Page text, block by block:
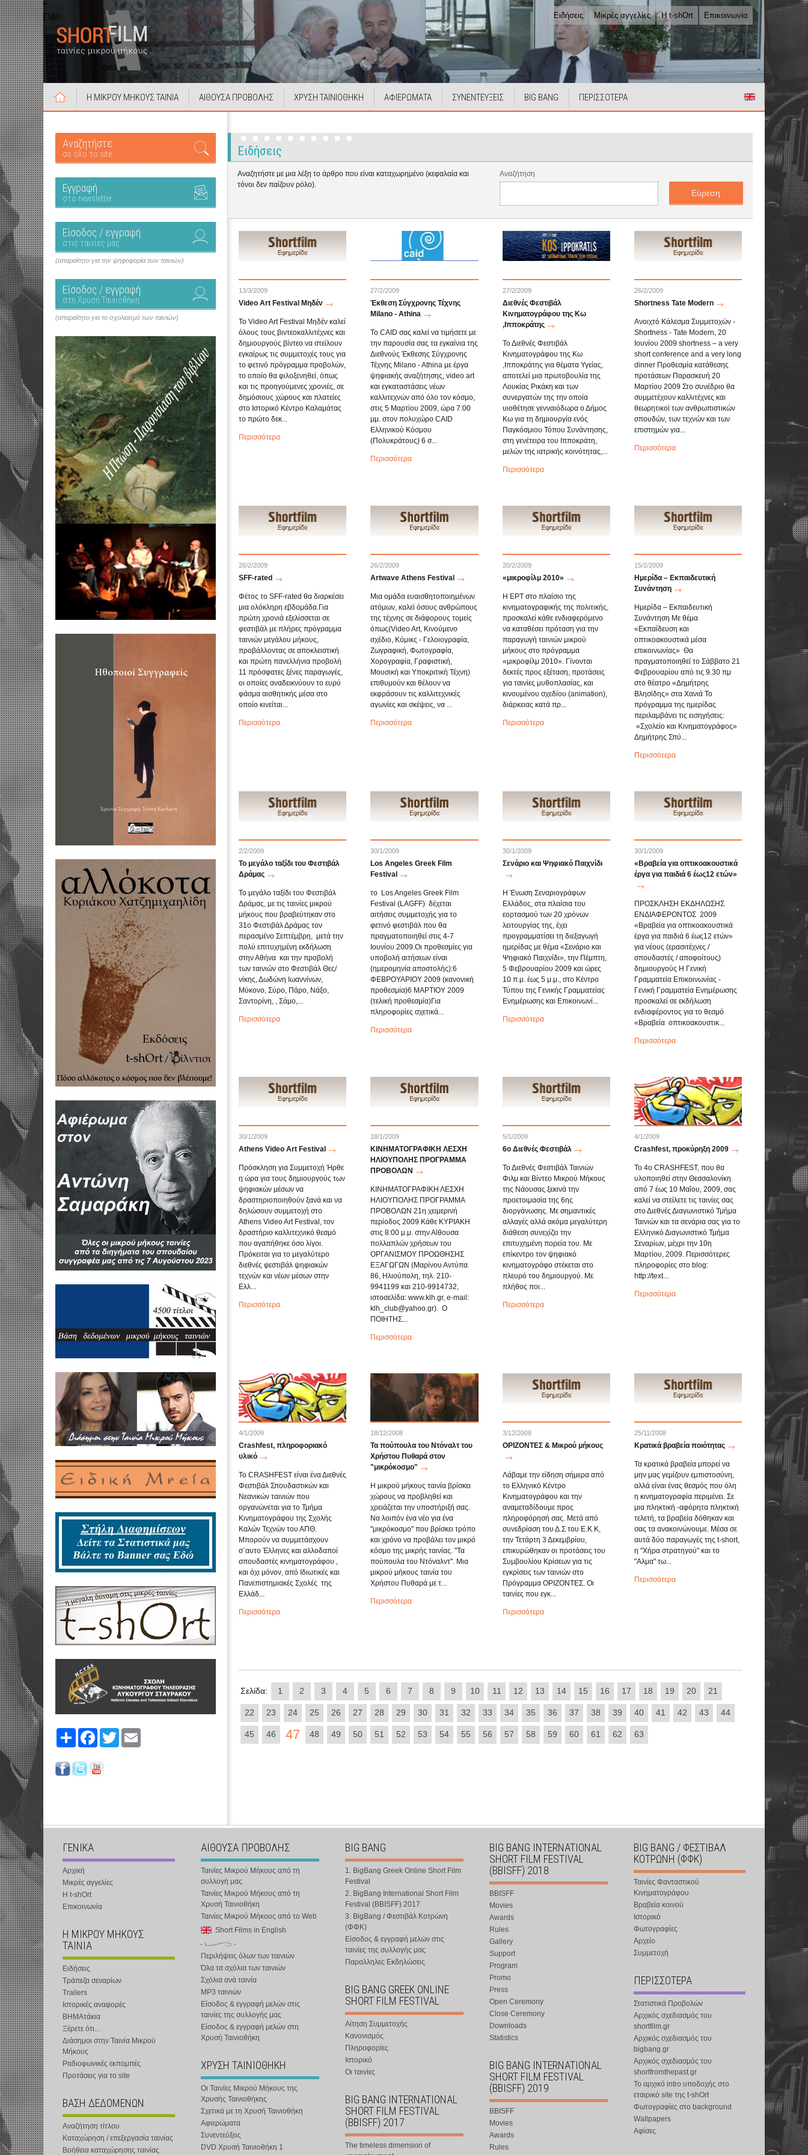
Ειδήσεις Μικρές αγγελίες Η t-shOrt Επικοινωνία
Η ΜΙΚΡΟΥ ΜΗΚΟΥΣ ΤΑΙΝΙΑ ΑΙΘΟΥΣΑ ΠΡΟΒΟΛΗΣ ΧΡΥΣΗ ΤΑΙΝΙΟΘΗΚΗ ΑΦΙΕΡΩΜΑΤΑ ΣΥΝΕΝΤΕΥΞΕΙΣ BIG BANG ΠΕΡΙΣΣΟΤΕΡΑ
Αναζητήστε
σε όλο το site
Εγγραφή
στο newsletter
Είσοδος / εγγραφή
στις ταινίες μας
(απαραίτητο για την ψηφοφορία των ταινιών)
Είσοδος / εγγραφή
στη Χρυσή Ταινιοθήκη
(απαραίτητο για το σχολιασμό των ταινιών)
Share FacebookTwitter
Ειδήσεις
Αναζητήστε με μια λέξη το άρθρο που είναι καταχωρημένο (κεφαλαία και
τόνοι δεν παίζουν ρόλο).
Αναζήτηση
13/3/2009
Video Art Festival Μηδέν
Το Video Art Festival Μηδέν καλεί
όλους τους βιντεοκαλλιτέχνες και
δημιουργούς βίντεο να στείλουν
εγκαίρως τις συμμετοχές τους για
το φετινό πρόγραμμα προβολών,
το οποίο θα φιλοξενηθεί, όπως
και τις προηγούμενες χρονιές, σε
δημόσιους χώρους και πλατείες
στο Ιστορικό Κέντρο Καλαμάτας
το πρώτο δεκ...
Περισσότερα
27/2/2009
Έκθεση Σύγχρονης Τέχνης
Milano - Athina
Το CAID σας καλεί να τιμήσετε με
την παρουσία σας τα εγκαίνια της
Διεθνούς Έκθεσης Σύγχρονης
Τέχνης Milano - Athina με έργα
ψηφιακής αναζήτησης, video art
και εγκαταστάσεις νέων
καλλιτεχνών από όλο τον κόσμο,
στις 5 Μαρτίου 2009, ώρα 7:00
μμ. στον πολυχώρο CAID
Ελληνικού Κόσμου
(Πολυκράτους) 6 σ...
Περισσότερα
27/2/2009
Διεθνές Φεστιβάλ
Κινηματογράφου της Κω
,Ιπποκράτης
Το Διεθνές Φεστιβάλ
Κινηματογράφου της Κω
,Ιπποκράτης για θέματα Υγείας,
αποτελεί μια πρωτοβουλία της
Λουκίας Ρικάκη και των
συνεργατών της την οποία
υιοθέτησε γενναιόδωρα ο Δήμος
Κω για τη δημιουργία ενός
Παγκόσμιου Τόπου Συνάντησης,
στη γενέτειρα του Ιπποκράτη,
μελών της ιατρικής κοινότητας,...
Περισσότερα
26/2/2009
Shortness Tate Modern
Ανοιχτό Κάλεσμα Συμμετοχών -
Shortness - Tate Modern, 20
Ιουνίου 2009 shortness – a very
short conference and a very long
dinner Προθεσμία κατάθεσης
προτάσεων Παρασκευή 20
Μαρτίου 2009 Στο συνέδριο θα
συμμετέχουν καλλιτέχνες και
θεωρητικοί των ανθρωπιστικών
σπουδών, των τεχνών και των
επιστημών για...
Περισσότερα
26/2/2009
SFF-rated
Φέτος το SFF-rated θα διαρκέσει
μια ολόκληρη εβδομάδα.Για
πρώτη χρονιά εξελίσσεται σε
φεστιβάλ με πλήρες πρόγραμμα
ταινιών μεγάλου μήκους,
προβάλλοντας σε αποκλειστική
και πρώτη πανελλήνια προβολή
11 πρόσφατες ξένες παραγωγές,
οι οποίες αναδεικνύουν το ευρύ
φάσμα αισθητικής μέσα στο
οποίο κινείται...
Περισσότερα
26/2/2009
Artwave Athens Festival
Μια ομάδα ευαισθητοποιημένων
ατόμων, καλεί όσους ανθρώπους
της τέχνης σε διάφορους τομείς
όπως(Video Art, Κινούμενο
σχέδιο, Κόμικς - Γελοιογραφία,
Ζωγραφική, Φωτογραφία,
Χορογραφία, Γραφιστική,
Μουσική και Υποκριτική Τέχνη)
επιθυμούν και θέλουν να
εκφράσουν τις καλλιτεχνικές
αγωνίες και σκέψεις, να ...
Περισσότερα
20/2/2009
«μικροφίλμ 2010»
Η ΕΡΤ στο πλαίσιο της
κινηματογραφικής της πολιτικής,
προσκαλεί κάθε ενδιαφερόμενο
να καταθέσει πρόταση για την
παραγωγή ταινιών μικρού
μήκους στο πρόγραμμα
«μικροφίλμ 2010». Γίνονται
δεκτές προς εξέταση, προτάσεις
για ταινίες μυθοπλασίας, και
κινουμένου σχεδίου (animation),
διάρκειας κατά πρ...
Περισσότερα
15/2/2009
Ημερίδα – Εκπαιδευτική
Συνάντηση
Ημερίδα – Εκπαιδευτική
Συνάντηση Με θέμα
«Εκπαίδευση και
οπτικοακουστικά μέσα
επικοινωνίας» Θα
πραγματοποιηθεί το Σάββατο 21
Φεβρουαρίου από τις 9.30 πμ
στο θέατρο «Δημήτρης
Βλησίδης» στα Χανιά Το
πρόγραμμα της ημερίδας
περιλαμβάνει τις εισηγήσεις:
«Σχολείο και Κινηματογράφος»
Δημήτρης Σπύ...
Περισσότερα
2/2/2009
Το μεγάλο ταξίδι του Φεστιβάλ
Δράμας
Το μεγάλο ταξίδι του Φεστιβάλ
Δράμας, με τις ταινίες μικρού
μήκους που βραβεύτηκαν στο
31ο Φεστιβάλ Δράμας τον
περασμένο Σεπτέμβρη, μετά την
πολύ επιτυχημένη εκδήλωση
στην Αθήνα και την προβολή
των ταινιών στο Φεστιβάλ Θες/
νίκης, Δωδώνη Ιωαννίνων,
Μύκονο, Σύρο, Πάρο, Νάξο,
Σαντορίνη, , Σάμο,...
Περισσότερα
30/1/2009
Los Angeles Greek Film
Festival
το Los Angeles Greek Film
Festival (LAGFF) δέχεται
αιτήσεις συμμετοχής για το
φετινό φεστιβάλ που θα
πραγματοποιηθεί στις 4-7
Ιουνίου 2009.Οι προθεσμίες για
υποβολή αιτήσεων είναι
(ημερομηνία αποστολής):6
ΦΕΒΡΟΥΑΡΙΟΥ 2009 (κανονική
προθεσμία)6 ΜΑΡΤΙΟΥ 2009
(τελική προθεσμία)Για
πληροφορίες σχετικά...
Περισσότερα
30/1/2009
Σενάριο και Ψηφιακό Παιχνίδι
Η Ένωση Σεναριογράφων
Ελλάδος, στα πλαίσια του
εορτασμού των 20 χρόνων
λειτουργίας της, έχει
προγραμματίσει τη διεξαγωγή
ημερίδας με θέμα «Σενάριο και
Ψηφιακό Παιχνίδι», την Πέμπτη,
5 Φεβρουαρίου 2009 και ώρες
10 π.μ. έως 5 μ.μ., στο Κέντρο
Τύπου της Γενικής Γραμματείας
Ενημέρωσης και Επικοινωνί...
Περισσότερα
30/1/2009
«Βραβεία για οπτικοακουστικά
έργα για παιδιά 6 έως12 ετών»
ΠΡΟΣΚΛΗΣΗ ΕΚΔΗΛΩΣΗΣ
ΕΝΔΙΑΦΕΡΟΝΤΟΣ 2009
«Βραβεία για οπτικοακουστικά
έργα για παιδιά 6 έως12 ετών»
για νέους (ερασιτέχνες /
σπουδαστές / αποφοίτους)
δημιουργούς Η Γενική
Γραμματεία Επικοινωνίας -
Γενική Γραμματεία Ενημέρωσης
προσκαλεί σε εκδήλωση
ενδιαφέροντος για το θεσμό
«Βραβεία οπτικοακουστικ...
Περισσότερα
30/1/2009
Athens Video Art Festival
Πρόσκληση για Συμμετοχή Ήρθε
η ώρα για τους δημιουργούς των
ψηφιακών μέσων να
δραστηριοποιηθούν ξανά και να
δηλώσουν συμμετοχή στο
Athens Video Art Festival, τον
δραστήριο καλλιτεχνικό θεσμό
που αγαπήθηκε όσο λίγοι.
Πρόκειται για το μεγαλύτερο
διεθνές φεστιβάλ ψηφιακών
τεχνών και νέων μέσων στην
Ελλ...
Περισσότερα
18/1/2009
ΚΙΝΗΜΑΤΟΓΡΑΦΙΚΗ ΛΕΣΧΗ
ΗΛΙΟΥΠΟΛΗΣ ΠΡΟΓΡΑΜΜΑ
ΠΡΟΒΟΛΩΝ
ΚΙΝΗΜΑΤΟΓΡΑΦΙΚΗ ΛΕΣΧΗ
ΗΛΙΟΥΠΟΛΗΣ ΠΡΟΓΡΑΜΜΑ
ΠΡΟΒΟΛΩΝ 21η χειμερινή
περίοδος 2009 Κάθε ΚΥΡΙΑΚΗ
στις 8:00 μ.μ. στην Αίθουσα
πολλαπλών χρήσεων του
ΟΡΓΑΝΙΣΜΟΥ ΠΡΟΩΘΗΣΗΣ
ΕΞΑΓΩΓΩΝ (Μαρίνου Αντύπα
86, Ηλιούπολη, τηλ. 210-
9941199 και 210-9914732,
ιστοσελίδα: www.klh.gr, e-mail:
klh_club@yahoo.gr). O
ΠΟΙΗΤΗΣ...
Περισσότερα
5/1/2009
6ο Διεθνές Φεστιβάλ
Το Διεθνές Φεστιβάλ Ταινιών
Φιλμ και Βίντεο Μικρού Μήκους
της Νάουσας ξεκινά την
προετοιμασία της 6ης
διοργάνωσης. Με σημαντικές
αλλαγές αλλά ακόμα μεγαλύτερη
διάθεση συνεχίζει την
επιτυχημένη πορεία του. Με
επίκεντρο τον ψηφιακό
κινηματογράφο στέκεται στο
πλευρό του δημιουργού. Με
πλήθος ποι...
Περισσότερα
4/1/2009
Crashfest, προκύρηξη 2009
Το 4o CRASHFEST, που θα
υλοποιηθεί στην Θεσσαλονίκη
από 7 έως 10 Μαΐου, 2009, σας
καλεί να στείλετε τις ταινίες σας
στο Διεθνές Διαγωνιστικό Τμήμα
Ταινιών και τα σενάρια σας για το
Ελληνικό Διαγωνιστικό Τμήμα
Σεναρίων, μέχρι την 10η
Μαρτίου, 2009. Περισσότερες
πληροφορίες στο blog:
http://text...
Περισσότερα
4/1/2009
Crashfest, πληροφοριακό
υλικό
Το CRASHFEST είναι ένα Διεθνές
Φεστιβάλ Σπουδαστικών και
Νεανικών ταινιών που
οργανώνεται για το Τμήμα
Κινηματογράφου της Σχολής
Καλών Τεχνών του ΑΠΘ.
Μπορούν να συμμετάσχουν
σ΄αυτο Έλληνες και αλλοδαποί
σπουδαστές κινηματογράφου ,
και όχι μόνον, από Ιδιωτικές και
Πανεπιστημιακές Σχολές της
Ελλάδ...
Περισσότερα
18/12/2008
Τα πούπουλα του Ντόναλτ του
Χρήστου Πυθαρά στον
"μικρόκοσμο"
Η μικρού μήκους ταινία βρίσκει
χώρους να προβληθεί και
χρειάζεται την υποστήριξή σας.
Να λοιπόν ένα νέο για ένα
"μικρόκοσμο" που βρίσκει τρόπο
και χρόνο να προβάλει τον μικρό
κόσμο της μικρής ταινίας. "Τα
πούπουλα του Ντόναλντ". Μια
μικρού μήκους ταινία του
Χρήστου Πυθαρά με τ...
Περισσότερα
3/12/2008
ΟΡΙΖΟΝΤΕΣ & Μικρού μήκους
Λάβαμε την είδηση σήμερα από
το Ελληνικό Κέντρο
Κινηματογράφου και την
αναμεταδίδουμε προς
πληροφόρησή σας. Μετά από
συνεδρίαση του Δ.Σ του Ε.Κ.Κ,
την Τετάρτη 3 Δεκεμβρίου,
επικυρώθηκαν οι προτάσεις του
Συμβουλίου Κρίσεων για τις
εγκρίσεις των ταινιών στο
Πρόγραμμα ΟΡΙΖΟΝΤΕΣ. Οι
ταινίες που εγκ...
Περισσότερα
25/11/2008
Κρατικά βραβεία ποιότητας
Τα κρατικά βραβεία μπορεί να
μην μας γεμίζουν εμπιστοσύνη,
αλλά είναι ένας θεσμός που όλη
η κινηματογραφία περιμένει. Σε
μια πληκτική -αφόρητα πληκτική
τελετή, τα βραβεία δόθηκαν και
σας τα ανακοινώνουμε. Μέσα σε
αυτά δύο παραγωγές της t-short,
η "Χήρα στρατηγού" και το
"Αλμα" τω...
Περισσότερα
Σελίδα: 1 2 3 4 5 6 7 8 9 10 11 12 13 14 15 16 17 18 19 20 21
22 23 24 25 26 27 28 29 30 31 32 33 34 35 36 37 38 39 40 41 42 43 44
45 46 47 48 49 50 51 52 53 54 55 56 57 58 59 60 61 62 63
ΓΕΝΙΚΑ
Αρχική
Μικρές αγγελίες
Η t-shOrt
Επικοινωνία
Η ΜΙΚΡΟΥ ΜΗΚΟΥΣ
ΤΑΙΝΙΑ
Ειδήσεις
Τράπεζα σεναρίων
Trailers
Ιστορικές αναφορές
ΒΗΜΑτάκια
Ξέρετε ότι...
Διάσημοι στην Ταινία Μικρού
Μήκους
Ραδιοφωνικές εκπομπές
Προτάσεις για το site
ΒΑΣΗ ΔΕΔΟΜΕΝΩΝ
Αναζήτηση τίτλου
Καταχώρηση / επεξεργασία ταινίας
Βοήθεια καταχώρησης ταινίας
ΑΙΘΟΥΣΑ ΠΡΟΒΟΛΗΣ
Ταινίες Μικρού Μήκους από τη
συλλογή μας
Ταινίες Μικρού Μήκους από τη
Χρυσή Ταινιοθήκη
Ταινίες Μικρού Μήκους από το Web
Short Films in English
Περιλήψεις όλων των ταινιών
Όλα τα σχόλια των ταινιών
Σχόλια ανά ταινία
MP3 ταινιών
Είσοδος & εγγραφή μελών στις
ταινίες της συλλογής μας
Είσοδος & εγγραφή μελών στη
Χρυσή Ταινιοθήκη
ΧΡΥΣΗ ΤΑΙΝΙΟΘΗΚΗ
Οι Ταινίες Μικρού Μήκους της
Χρυσής Ταινιοθήκης
Σχετικά με τη Χρυσή Ταινιοθήκη
Αφιερώματα
Συνεντεύξεις
DVD Χρυσή Ταινιοθήκη 1
BIG BANG
1. BigBang Greek Online Short Film
Festival
2. BigBang International Short Film
Festival (BBISFF) 2017
3. BigBang / Φεστιβάλ Κοτρώνη
(ΦΦΚ)
Είσοδος & εγγραφή μελών στις
ταινίες της συλλογής μας
Παραλληλες Εκδηλώσεις
BIG BANG GREEK ONLINE
SHORT FILM FESTIVAL
Αίτηση Συμμετοχής
Κανονισμός
Πληροφορίες
Ιστορικό
Οι ταινίες
BIG BANG INTERNATIONAL
SHORT FILM FESTIVAL
(BBISFF) 2017
The timeless dimension of
BIG BANG INTERNATIONAL
SHORT FILM FESTIVAL
(BBISFF) 2018
BBISFF
Movies
Awards
Rules
Gallery
Support
Program
Promo
Press
Open Ceremony
Close Ceremony
Downloads
Statistics
BIG BANG INTERNATIONAL
SHORT FILM FESTIVAL
(BBISFF) 2019
BBISFF
Movies
Awards
Rules
BIG BANG / ΦΕΣΤΙΒΑΛ
ΚΟΤΡΩΝΗ (ΦΦΚ)
Ταινίες Φανταστικού
Κινηματογράφου
Βραβεία κοινού
Ιστορικό
Φωτογραφίες
Αρχείο
Συμμετοχή
ΠΕΡΙΣΣΟΤΕΡΑ
Στατιστικά Προβολών
Αρχικός σχεδιασμός του
shortfilm.gr
Αρχικός σχεδιασμός του
bigbang.gr
Αρχικός σχεδιασμός του
shortfromthepast.gr
Το αρχικό intro υποδοχής στο
εταιρικό site της t-shOrt
Φωτογραφίες στο background
Wallpapers
Αφίσες